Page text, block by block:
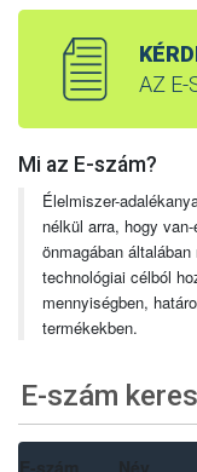
AZ E-
Mi az E-szám?
Élelmiszer-
nélkül arra, hogy
önmagában
technológiai célból
mennyiségben,
termékekben.
E-szám